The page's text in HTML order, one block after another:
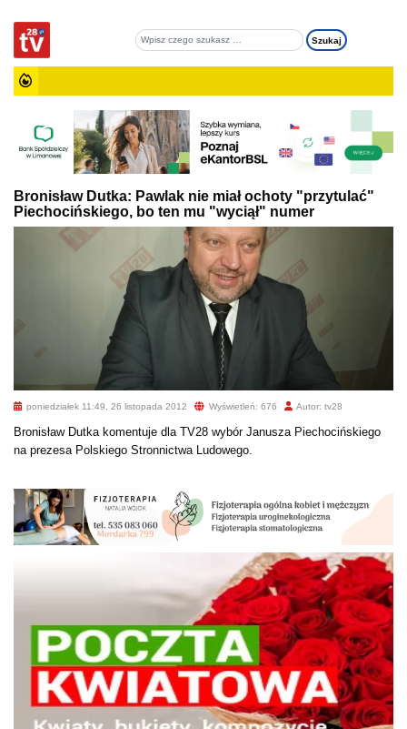
Bronisław Dutka: Pawlak nie miał ochoty "przytulać"
Piechocińskiego, bo ten mu "wyciął" numer
poniedziałek 11:49, 26 listopada 2012 Wyświetleń: 676 Autor: tv28
Bronisław Dutka komentuje dla TV28 wybór Janusza Piechocińskiego
na prezesa Polskiego Stronnictwa Ludowego.